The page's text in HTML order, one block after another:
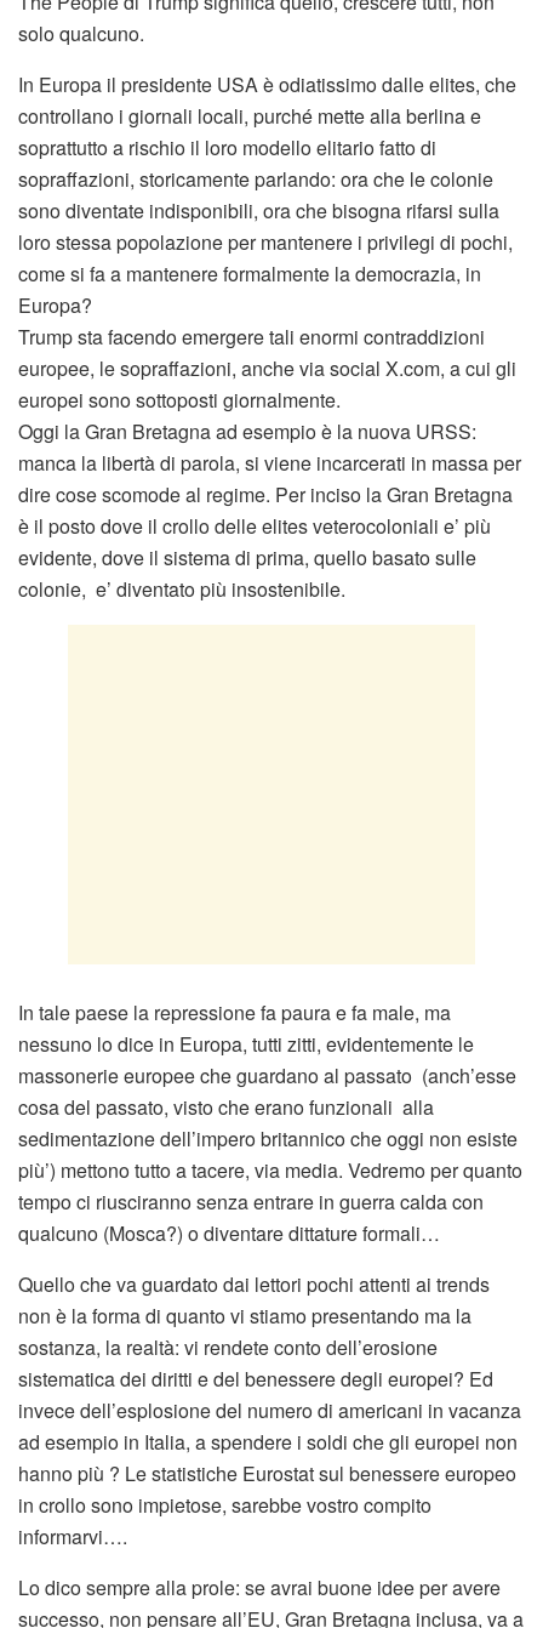
solo qualcuno.
In Europa il presidente USA è odiatissimo dalle elites, che
controllano i giornali locali, purché mette alla berlina e
soprattutto a rischio il loro modello elitario fatto di
sopraffazioni, storicamente parlando: ora che le colonie
sono diventate indisponibili, ora che bisogna rifarsi sulla
loro stessa popolazione per mantenere i privilegi di pochi,
come si fa a mantenere formalmente la democrazia, in
Europa?
Trump sta facendo emergere tali enormi contraddizioni
europee, le sopraffazioni, anche via social X.com, a cui gli
europei sono sottoposti giornalmente.
Oggi la Gran Bretagna ad esempio è la nuova URSS:
manca la libertà di parola, si viene incarcerati in massa per
dire cose scomode al regime. Per inciso la Gran Bretagna
è il posto dove il crollo delle elites veterocoloniali e’ più
evidente, dove il sistema di prima, quello basato sulle
colonie, e’ diventato più insostenibile.
In tale paese la repressione fa paura e fa male, ma
nessuno lo dice in Europa, tutti zitti, evidentemente le
massonerie europee che guardano al passato (anch’esse
cosa del passato, visto che erano funzionali alla
sedimentazione dell’impero britannico che oggi non esiste
più’) mettono tutto a tacere, via media. Vedremo per quanto
tempo ci riusciranno senza entrare in guerra calda con
qualcuno (Mosca?) o diventare dittature formali…
Quello che va guardato dai lettori pochi attenti ai trends
non è la forma di quanto vi stiamo presentando ma la
sostanza, la realtà: vi rendete conto dell’erosione
sistematica dei diritti e del benessere degli europei? Ed
invece dell’esplosione del numero di americani in vacanza
ad esempio in Italia, a spendere i soldi che gli europei non
hanno più ? Le statistiche Eurostat sul benessere europeo
in crollo sono impietose, sarebbe vostro compito
informarvi….
Lo dico sempre alla prole: se avrai buone idee per avere
successo, non pensare all’EU, Gran Bretagna inclusa, va a